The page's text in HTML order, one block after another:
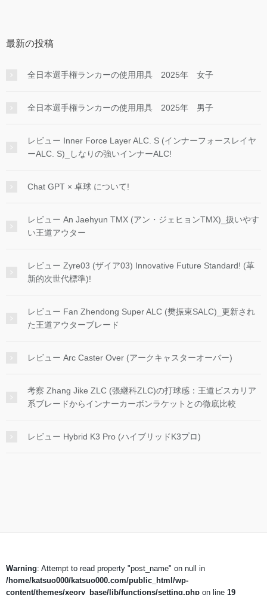
最新の投稿
全日本選手権ランカーの使用用具 2025年 女子
全日本選手権ランカーの使用用具 2025年 男子
レビュー Inner Force Layer ALC. S (インナーフォースレイヤ
ーALC. S)_しなりの強いインナーALC!
Chat GPT × 卓球 について!
レビュー An Jaehyun TMX (アン・ジェヒョンTMX)_扱いやす
い王道アウター
レビュー Zyre03 (ザイア03) Innovative Future Standard! (革
新的次世代標準)!
レビュー Fan Zhendong Super ALC (樊振東SALC)_更新され
た王道アウターブレード
レビュー Arc Caster Over (アークキャスターオーバー)
考察 Zhang Jike ZLC (張継科ZLC)の打球感：王道ビスカリア
系ブレードからインナーカーボンラケットとの徹底比較
レビュー Hybrid K3 Pro (ハイブリッドK3プロ)
Warning: Attempt to read property "post_name" on null in
/home/katsuo000/katsuo000.com/public_html/wp-
content/themes/xeory_base/lib/functions/setting.php on line 19